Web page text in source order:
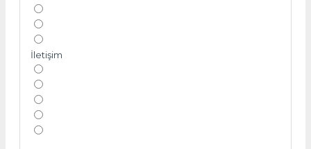
İletişim